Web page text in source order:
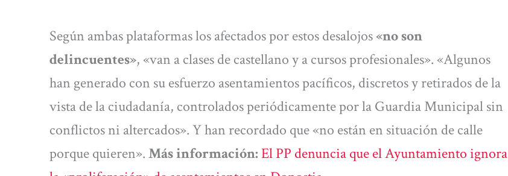
Según ambas plataformas los afectados por estos desalojos«no son
delincuentes», «van a clases de castellano y a cursos profesionales». «Algunos
han generado con su esfuerzo asentamientos pacíficos, discretos y retirados de la
vista de la ciudadanía, controlados periódicamente por la Guardia Municipal sin
conflictos ni altercados». Y han recordado que «no están en situación de calle
porque quieren».Más información:El PP denuncia que el Ayuntamiento ignora